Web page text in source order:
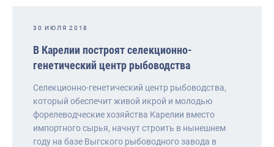
30 ИЮЛЯ 2018
В Карелии построят селекционно-
генетический центр рыбоводства
Селекционно-генетический центр рыбоводства,
который обеспечит живой икрой и молодью
форелеводческие хозяйства Карелии вместо
импортного сырья, начнут строить в нынешнем
году на базе Выгского рыбоводного завода в